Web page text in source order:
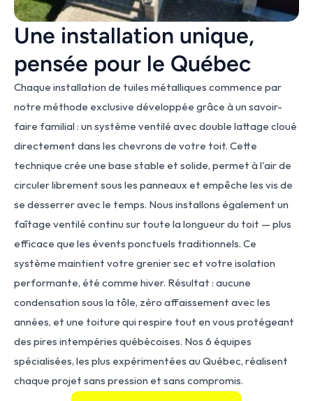
Une installation unique,
pensée pour le Québec
Chaque installation de tuiles métalliques commence par
notre méthode exclusive développée grâce à un savoir-
faire familial : un système ventilé avec double lattage cloué
directement dans les chevrons de votre toit. Cette
technique crée une base stable et solide, permet à l'air de
circuler librement sous les panneaux et empêche les vis de
se desserrer avec le temps. Nous installons également un
faîtage ventilé continu sur toute la longueur du toit — plus
efficace que les évents ponctuels traditionnels. Ce
système maintient votre grenier sec et votre isolation
performante, été comme hiver. Résultat : aucune
condensation sous la tôle, zéro affaissement avec les
années, et une toiture qui respire tout en vous protégeant
des pires intempéries québécoises. Nos 6 équipes
spécialisées, les plus expérimentées au Québec, réalisent
chaque projet sans pression et sans compromis.